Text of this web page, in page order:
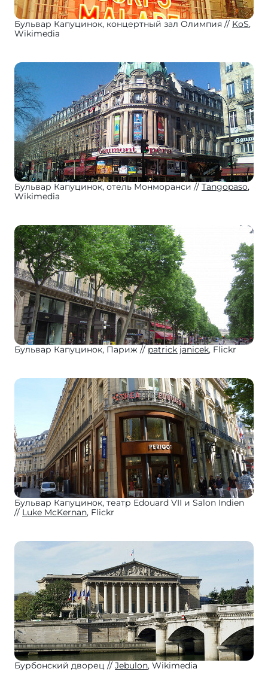
Бульвар Капуцинок, концертный зал Олимпия KoS,
Wikimedia
Бульвар Капуцинок, отель Монморанси Tangopaso,
Wikimedia
Бульвар Капуцинок, Париж patrick janicek, Flickr
Бульвар Капуцинок, театр Edouard VII и Salon Indien
Luke McKernan, Flickr
Бурбонский дворец Jebulon, Wikimedia